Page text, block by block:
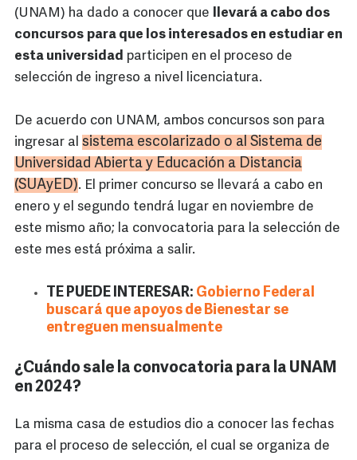
(UNAM) ha dado a conocer que llevará a cabo dos
concursos para que los interesados en estudiar en
esta universidad participen en el proceso de
selección de ingreso a nivel licenciatura.
De acuerdo con UNAM, ambos concursos son para
ingresar al sistema escolarizado o al Sistema de
Universidad Abierta y Educación a Distancia
(SUAyED). El primer concurso se llevará a cabo en
enero y el segundo tendrá lugar en noviembre de
este mismo año; la convocatoria para la selección de
este mes está próxima a salir.
TE PUEDE INTERESAR: Gobierno Federal
buscará que apoyos de Bienestar se
entreguen mensualmente
¿Cuándo sale la convocatoria para la UNAM
en 2024?
La misma casa de estudios dio a conocer las fechas
para el proceso de selección, el cual se organiza de